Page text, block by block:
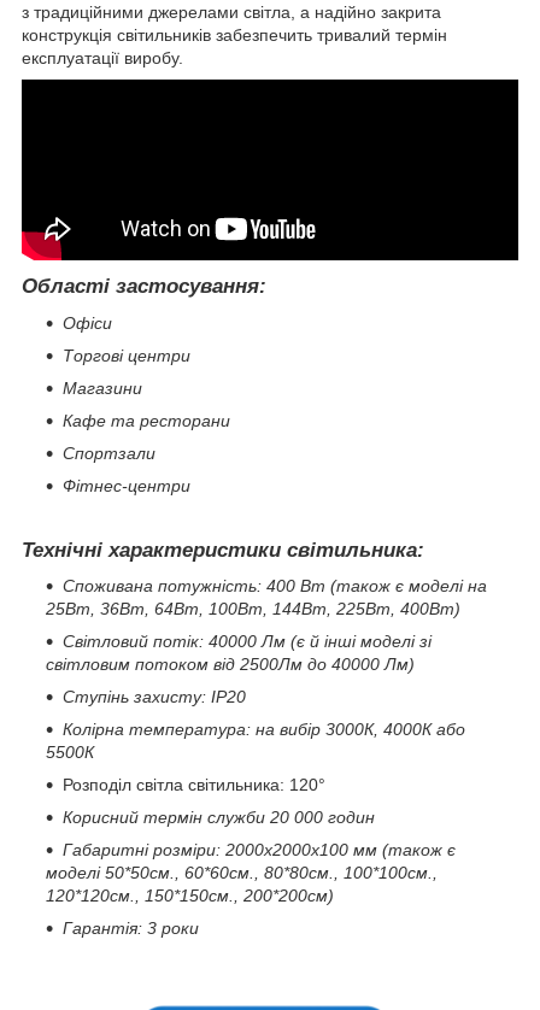
з традиційними джерелами світла, а надійно закрита
конструкція світильників забезпечить тривалий термін
експлуатації виробу.
Області застосування:
Офіси
Торгові центри
Магазини
Кафе та ресторани
Спортзали
Фітнес-центри
Технічні характеристики світильника:
Споживана потужність: 400 Вт (також є моделі на
25Вт, 36Вт, 64Вт, 100Вт, 144Вт, 225Вт, 400Вт)
Світловий потік: 40000 Лм (є й інші моделі зі
світловим потоком від 2500Лм до 40000 Лм)
Ступінь захисту: IP20
Колірна температура: на вибір 3000К, 4000К або
5500К
Розподіл світла світильника: 120°
Корисний термін служби 20 000 годин
Габаритні розміри: 2000х2000х100 мм (також є
моделі 50*50см., 60*60см., 80*80см., 100*100см.,
120*120см., 150*150см., 200*200см)
Гарантія: 3 роки